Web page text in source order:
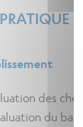
des
du